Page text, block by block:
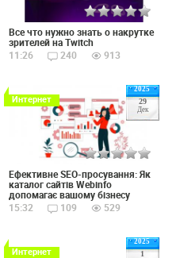
Все что нужно знать о накрутке
зрителей на Twitch
11:26
240 913
2025
29
Дек
Интернет
Ефективне SEO-просування: Як
каталог сайтів Webinfo
допомагає вашому бізнесу
15:32
109 529
2025
1
Интернет